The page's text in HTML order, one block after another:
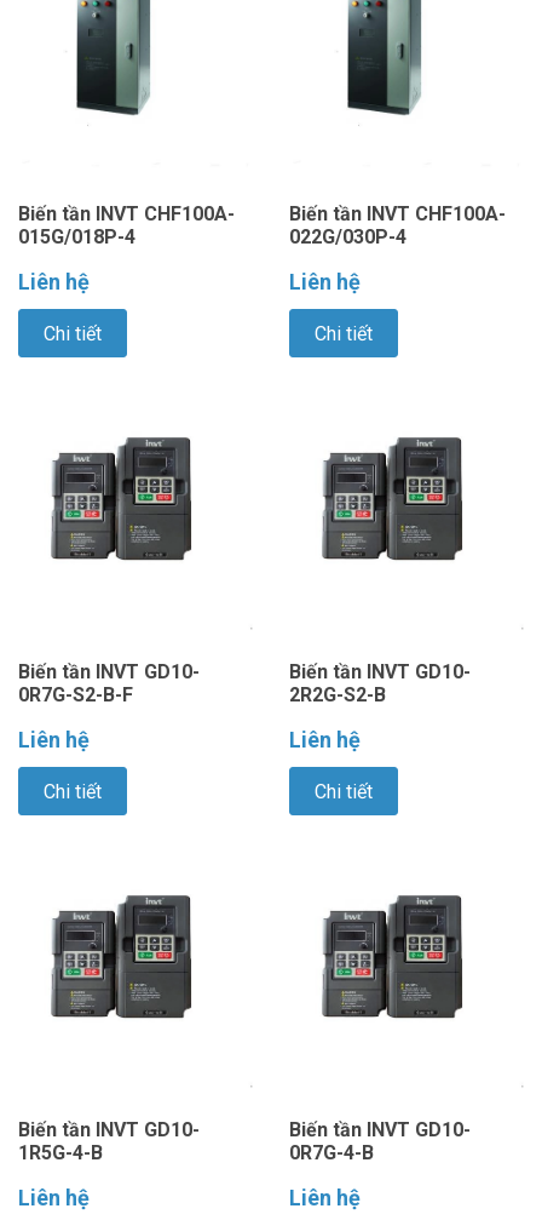
Biến tần INVT CHF100A-
015G/018P-4
Liên hệ
Chi tiết
Biến tần INVT CHF100A-
022G/030P-4
Liên hệ
Chi tiết
Biến tần INVT GD10-
0R7G-S2-B-F
Liên hệ
Chi tiết
Biến tần INVT GD10-
2R2G-S2-B
Liên hệ
Chi tiết
Biến tần INVT GD10-
1R5G-4-B
Liên hệ
Biến tần INVT GD10-
0R7G-4-B
Liên hệ